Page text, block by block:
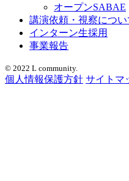
オープンSABAE
講演依頼・視察につい
インターン生採用
事業報告
© 2022 L community.
個人情報保護方針 サイトマ